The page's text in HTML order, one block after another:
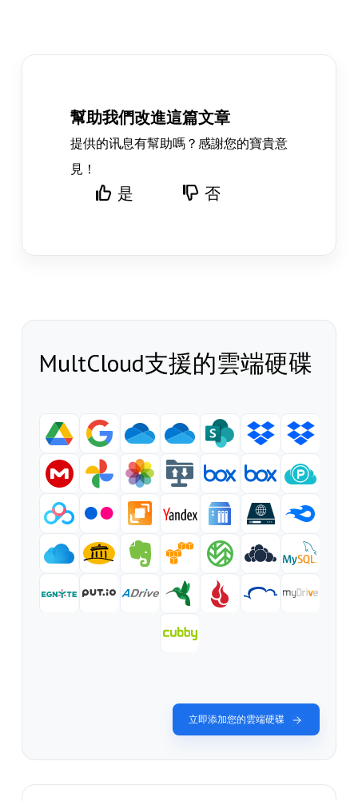
幫助我們改進這篇文章
提供的讯息有幫助嗎？感謝您的寶貴意
見！
是 否
MultCloud支援的雲端硬碟
立即添加您的雲端硬碟